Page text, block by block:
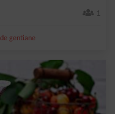
1
gentiane